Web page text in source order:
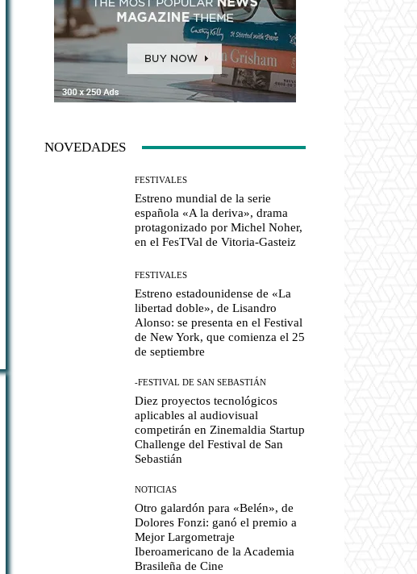
NOVEDADES
FESTIVALES
Estreno mundial de la serie
española «A la deriva», drama
protagonizado por Michel Noher,
en el FesTVal de Vitoria-Gasteiz
FESTIVALES
Estreno estadounidense de «La
libertad doble», de Lisandro
Alonso: se presenta en el Festival
de New York, que comienza el 25
de septiembre
-FESTIVAL DE SAN SEBASTIÁN
Diez proyectos tecnológicos
aplicables al audiovisual
competirán en Zinemaldia Startup
Challenge del Festival de San
Sebastián
NOTICIAS
Otro galardón para «Belén», de
Dolores Fonzi: ganó el premio a
Mejor Largometraje
Iberoamericano de la Academia
Brasileña de Cine